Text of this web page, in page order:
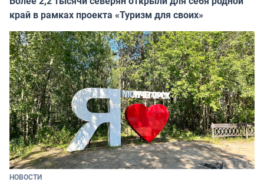
край в рамках проекта «Туризм для своих»
НОВОСТИ